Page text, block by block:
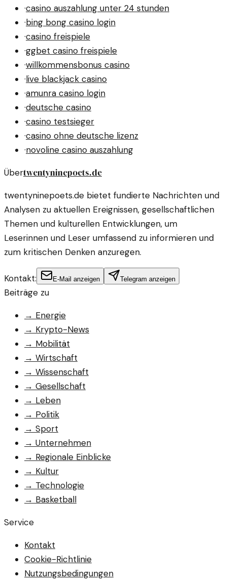
·casino auszahlung unter 24 stunden
·bing bong casino login
·casino freispiele
·ggbet casino freispiele
·willkommensbonus casino
·live blackjack casino
·amunra casino login
·deutsche casino
·casino testsieger
·casino ohne deutsche lizenz
·novoline casino auszahlung
Übertwentyninepoets.de
twentyninepoets.de bietet fundierte Nachrichten und
Analysen zu aktuellen Ereignissen, gesellschaftlichen
Themen und kulturellen Entwicklungen, um
Leserinnen und Leser umfassend zu informieren und
zum kritischen Denken anzuregen.
Kontakt: E-Mail anzeigen Telegram anzeigen
Beiträge zu
→ Energie
→ Krypto-News
→ Mobilität
→ Wirtschaft
→ Wissenschaft
→ Gesellschaft
→ Leben
→ Politik
→ Sport
→ Unternehmen
→ Regionale Einblicke
→ Kultur
→ Technologie
→ Basketball
Service
Kontakt
Cookie-Richtlinie
Nutzungsbedingungen